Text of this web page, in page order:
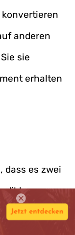
anderen
sie
erhalten
dass es zwei